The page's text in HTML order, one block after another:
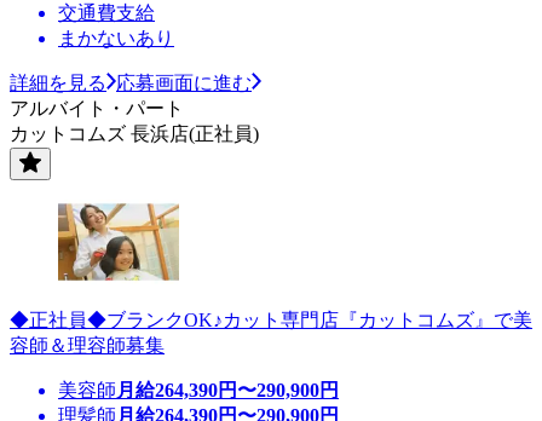
交通費支給
まかないあり
詳細を見る
応募画面に進む
アルバイト・パート
カットコムズ 長浜店(正社員)
◆正社員◆ブランクOK♪カット専門店『カットコムズ』で美
容師＆理容師募集
美容師 月給264,390円〜290,900円
理髪師 月給264,390円〜290,900円